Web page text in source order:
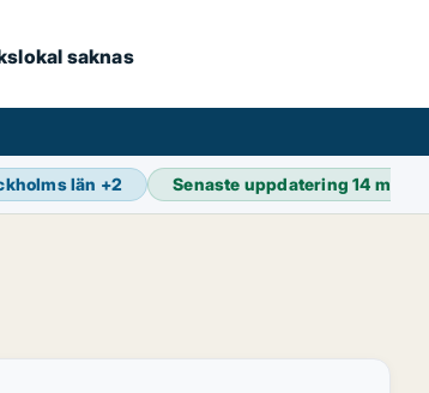
saknas
län +2 Senaste uppdatering14 min